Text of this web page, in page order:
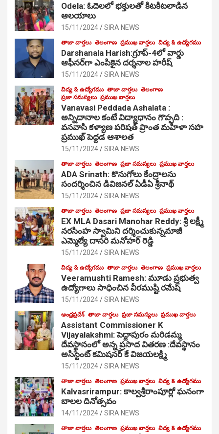
Odela: ఓదెల‌లో భక్తులతో కిటకిటలాడిన
ఆల‌యాలు
15/11/2024 SIRA NEWS
తాజా వార్తలు తెలంగాణ ప్రముఖ వార్తలు విద్య & ఉద్యోగము
Darshanala Harish:గ్రూప్-4లో వార్డు
ఆఫీసర్‌గా ఎంపికైన దర్శనాల హరీష్
15/11/2024 SIRA NEWS
విద్య & ఉద్యోగము తాజా వార్తలు తెలంగాణ
ప్రజా సమస్యలు ప్రముఖ వార్తలు
Vanavasi Peddada Ashalata :
అన్నిదానాల కంటే విద్యాధానం గొప్పది :
వనవాసి కళ్యాణ పరిషత్ ప్రాంత మహిళా సహ
ప్రముఖ్ పెద్దడ ఆశాలత
15/11/2024 SIRA NEWS
తాజా వార్తలు తెలంగాణ ప్రజా సమస్యలు ప్రముఖ వార్తలు
ADA Srinath: కొనుగోలు కేంద్రాల‌ను
సంద‌ర్శించిన డివిజనల్ ఏడీఏ శ్రీనాథ్
15/11/2024 SIRA NEWS
తాజా వార్తలు తెలంగాణ ప్రజా సమస్యలు ప్రముఖ వార్తలు
EX MLA Dasari Manohar Reddy: శ్రీ లక్ష్మీ
నరసింహ స్వామిని దర్శించుకున్నమాజీ
ఎమ్మెల్యే దాసరి మనోహర్ రెడ్డి
15/11/2024 SIRA NEWS
విద్య & ఉద్యోగము తాజా వార్తలు తెలంగాణ ప్రముఖ వార్తలు
Veeramushti Ramesh: మూడు ప్రభుత్వ
ఉద్యోగాలు సాధించిన వీరముష్టి రమేష్
15/11/2024 SIRA NEWS
ఆంధ్రప్రదేశ్ తాజా వార్తలు ప్రజా సమస్యలు ప్రముఖ వార్తలు
Assistant Commissioner K
Vijayalakshmi: పెద్దాపురం మరిడమ్మ
దేవస్థానంలో అన్న ప్రసాద వితరణ :దేవస్థానం
అసిస్టెంట్ కమిషనర్ కే విజయలక్ష్మి
15/11/2024 SIRA NEWS
తాజా వార్తలు తెలంగాణ ప్రముఖ వార్తలు విద్య & ఉద్యోగము
Kalvasrirampur: కాల్వశ్రీరాంపూర్లో ఘనంగా
బాలల దినోత్సవం
14/11/2024 SIRA NEWS
తాజా వార్తలు తెలంగాణ ప్రముఖ వార్తలు విద్య & ఉద్యోగము